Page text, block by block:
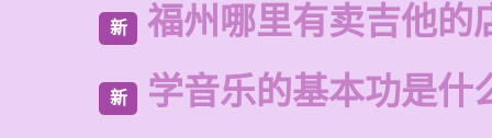
新 福州哪里有卖吉他的
新 学音乐的基本功是什